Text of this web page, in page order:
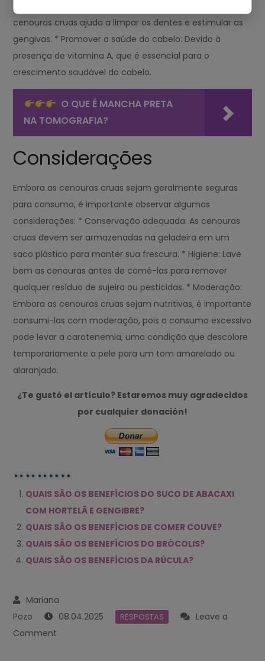
cenouras cruas ajuda a limpar os dentes e estimular as
gengivas. * Promover a saúde do cabelo: Devido à
presença de vitamina A, que é essencial para o
crescimento saudável do cabelo.
O QUE É MANCHA PRETA
NA TOMOGRAFIA?
Considerações
Embora as cenouras cruas sejam geralmente seguras
para consumo, é importante observar algumas
considerações: * Conservação adequada: As cenouras
cruas devem ser armazenadas na geladeira em um
saco plástico para manter sua frescura. * Higiene: Lave
bem as cenouras antes de comê-las para remover
qualquer resíduo de sujeira ou pesticidas. * Moderação:
Embora as cenouras cruas sejam nutritivas, é importante
consumi-las com moderação, pois o consumo excessivo
pode levar a carotenemia, uma condição que descolore
temporariamente a pele para um tom amarelado ou
alaranjado.
¿Te gustó el artículo? Estaremos muy agradecidos
por cualquier donación!
QUAIS SÃO OS BENEFÍCIOS DO SUCO DE ABACAXI
COM HORTELÃ E GENGIBRE?
QUAIS SÃO OS BENEFÍCIOS DE COMER COUVE?
QUAIS SÃO OS BENEFÍCIOS DO BRÓCOLIS?
QUAIS SÃO OS BENEFÍCIOS DA RÚCULA?
08.04.2025 RESPOSTAS
Leave a
Comment